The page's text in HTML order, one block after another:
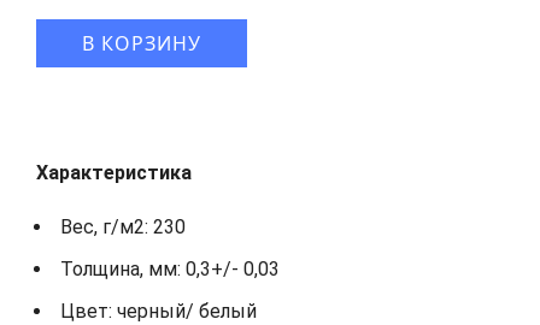
В КОРЗИНУ
Характеристика
Вес, г/м2: 230
Толщина, мм: 0,3+/- 0,03
Цвет: черный/ белый